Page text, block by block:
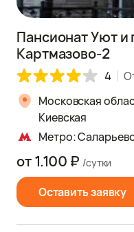
Пансионат Уют и
Картмазово-2
4
Московская
Киевская
Метро:
Оставить заявку
от 1.100 ₽ /сутки